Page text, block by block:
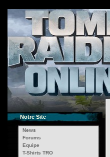
Notre Site
News
Forums
Equipe
T-Shirts TRO